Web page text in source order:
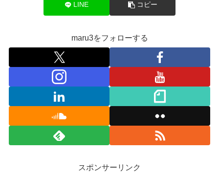
LINE コピー
maru3をフォローする
スポンサーリンク